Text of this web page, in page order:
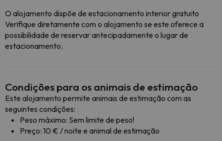
O alojamento dispõe de estacionamento interior gratuito
Verifique diretamente com o alojamento se este oferece a
possibilidade de reservar antecipadamente o lugar de
estacionamento.
Condições para os animais de estimação
Este alojamento permite animais de estimação com as
seguintes condições:
Peso máximo: Sem limite de peso!
Preço: 10 € / noite e animal de estimação